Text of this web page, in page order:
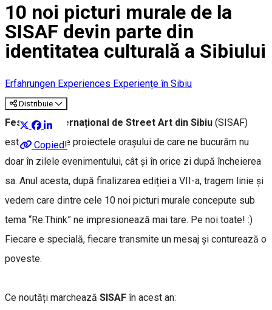
10 noi picturi murale de la
SISAF devin parte din
identitatea culturală a Sibiului
Erfahrungen Experiences Experiențe în Sibiu
Distribuie
Copied!
Festivalul Internațional de Street Art din Sibiu (SISAF)
este unul dintre proiectele orașului de care ne bucurăm nu
doar în zilele evenimentului, cât și în orice zi după încheierea
sa. Anul acesta, după finalizarea ediției a VII-a, tragem linie și
vedem care dintre cele 10 noi picturi murale concepute sub
tema “Re:Think” ne impresionează mai tare. Pe noi toate! :)
Fiecare e specială, fiecare transmite un mesaj și conturează o
poveste.
Ce noutăți marchează SISAF în acest an: